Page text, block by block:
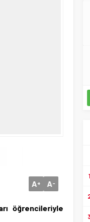
A+ A-
öğrencileriyle
1